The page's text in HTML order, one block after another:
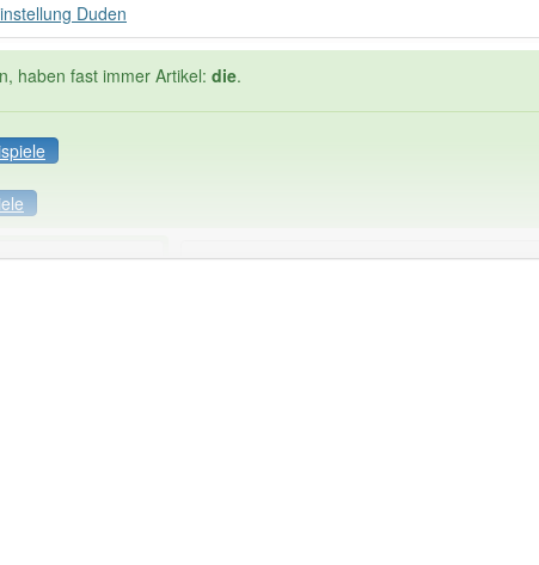
Duden
haben fast immer Artikel: die.
Häufigkeit: 2 von 10